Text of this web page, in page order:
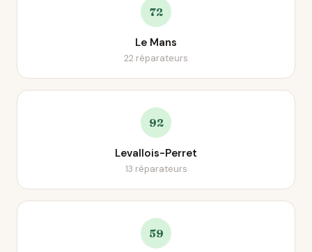
72
Le Mans
22 réparateurs
92
Levallois-Perret
13 réparateurs
59